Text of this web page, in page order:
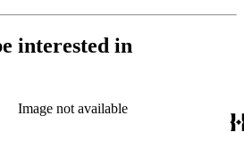
interested in
Image not available